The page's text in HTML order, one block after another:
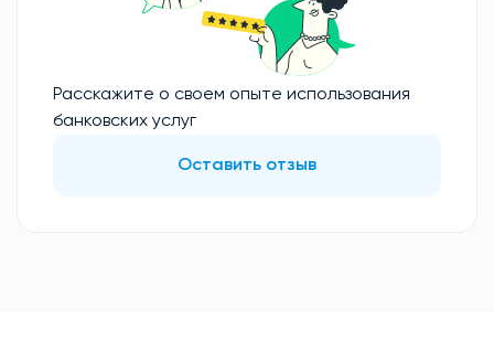
Расскажите о своем опыте использования
банковских услуг
Оставить отзыв